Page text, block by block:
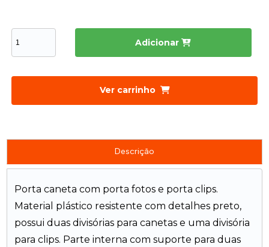
Adicionar
Ver carrinho
Descrição
Porta caneta com porta fotos e porta clips.
Material plástico resistente com detalhes preto,
possui duas divisórias para canetas e uma divisória
para clips. Parte interna com suporte para duas